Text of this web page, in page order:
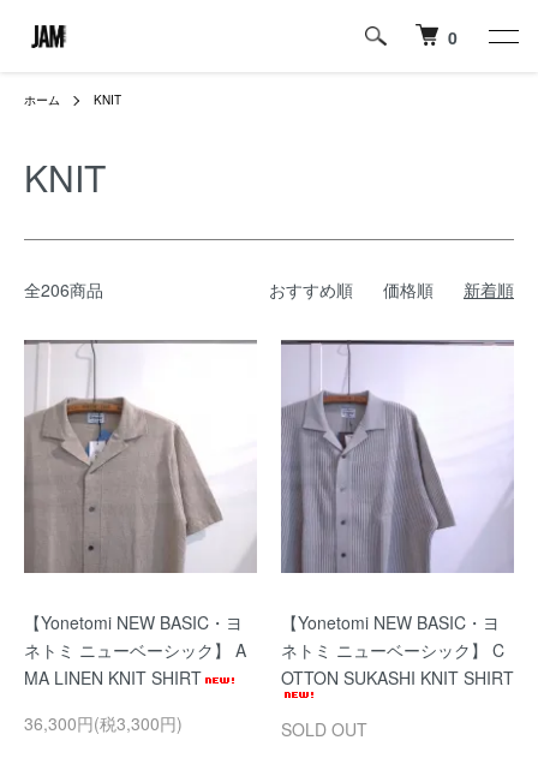
0
ホーム KNIT
KNIT
全206商品 おすすめ順 価格順 新着順
【Yonetomi NEW BASIC・ヨ
ネトミ ニューベーシック】 A
MA LINEN KNIT SHIRT
36,300円(税3,300円)
【Yonetomi NEW BASIC・ヨ
ネトミ ニューベーシック】 C
OTTON SUKASHI KNIT SHIRT
SOLD OUT